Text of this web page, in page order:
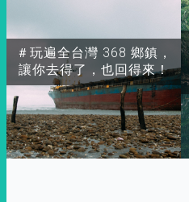
＃玩遍全台灣 368 鄉鎮，
讓你去得了，也回得來！